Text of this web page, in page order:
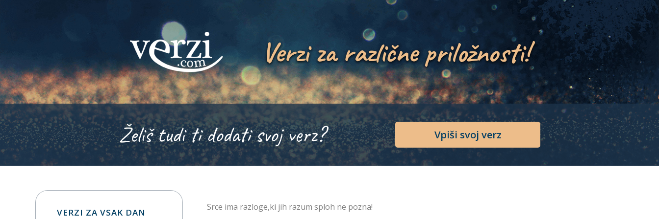
Verzi za različne priložnosti!
Želiš tudi ti dodati svoj verz? Vpiši svoj verz
Srce ima razloge,ki jih razum sploh ne pozna!
VERZI ZA VSAK DAN